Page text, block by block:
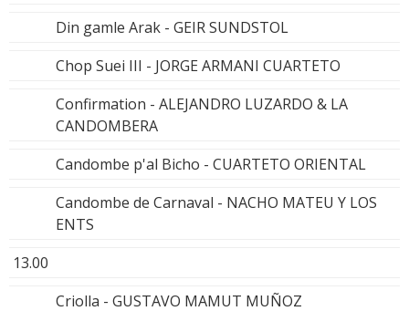
Din gamle Arak - GEIR SUNDSTOL
Chop Suei III - JORGE ARMANI CUARTETO
Confirmation - ALEJANDRO LUZARDO & LA
CANDOMBERA
Candombe p'al Bicho - CUARTETO ORIENTAL
Candombe de Carnaval - NACHO MATEU Y LOS
ENTS
13.00
Criolla - GUSTAVO MAMUT MUÑOZ